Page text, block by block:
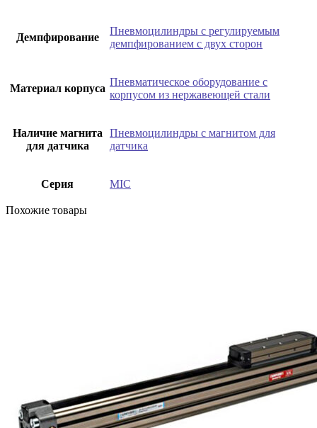
Демпфирование
Пневмоцилиндры с регулируемым
демпфированием с двух сторон
Материал корпуса
Пневматическое оборудование с
корпусом из нержавеющей стали
Наличие магнита
для датчика
Пневмоцилиндры с магнитом для
датчика
Серия MIC
Похожие товары